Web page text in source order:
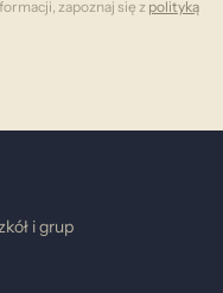
zapoznaj się z polityką
i grup